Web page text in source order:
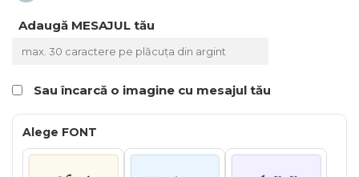
Bratari Fete
Bratari Bff
Bratari din Margele de Portelan
Bratari din Pietre Semipretioase
Adaugă MESAJUL tău
Sau încarcă o imagine cu mesajul tău
Alege FONT